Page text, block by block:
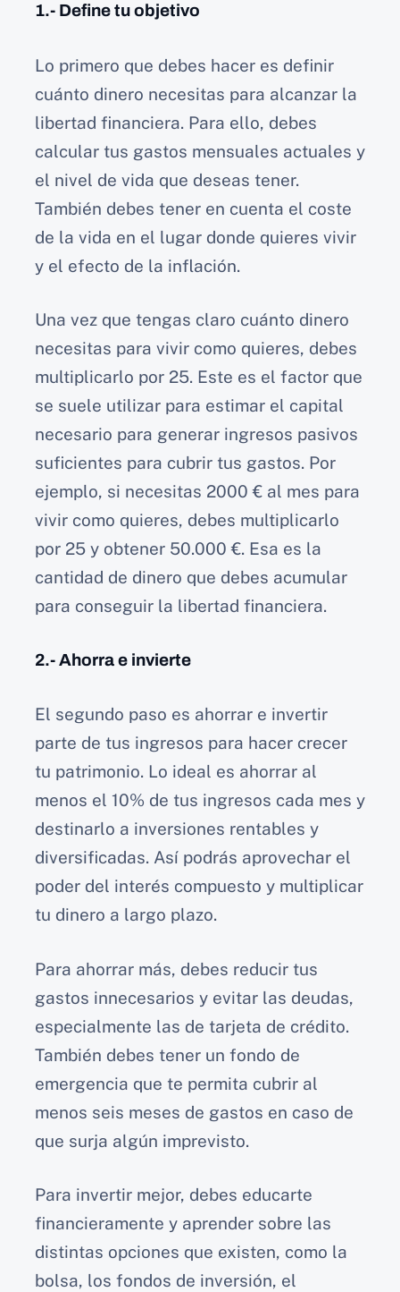
1.- Define tu objetivo
Lo primero que debes hacer es definir
cuánto dinero necesitas para alcanzar la
libertad financiera. Para ello, debes
calcular tus gastos mensuales actuales y
el nivel de vida que deseas tener.
También debes tener en cuenta el coste
de la vida en el lugar donde quieres vivir
y el efecto de la inflación.
Una vez que tengas claro cuánto dinero
necesitas para vivir como quieres, debes
multiplicarlo por 25. Este es el factor que
se suele utilizar para estimar el capital
necesario para generar ingresos pasivos
suficientes para cubrir tus gastos. Por
ejemplo, si necesitas 2000 € al mes para
vivir como quieres, debes multiplicarlo
por 25 y obtener 50.000 €. Esa es la
cantidad de dinero que debes acumular
para conseguir la libertad financiera.
2.- Ahorra e invierte
El segundo paso es ahorrar e invertir
parte de tus ingresos para hacer crecer
tu patrimonio. Lo ideal es ahorrar al
menos el 10% de tus ingresos cada mes y
destinarlo a inversiones rentables y
diversificadas. Así podrás aprovechar el
poder del interés compuesto y multiplicar
tu dinero a largo plazo.
Para ahorrar más, debes reducir tus
gastos innecesarios y evitar las deudas,
especialmente las de tarjeta de crédito.
También debes tener un fondo de
emergencia que te permita cubrir al
menos seis meses de gastos en caso de
que surja algún imprevisto.
Para invertir mejor, debes educarte
financieramente y aprender sobre las
distintas opciones que existen, como la
bolsa, los fondos de inversión, el